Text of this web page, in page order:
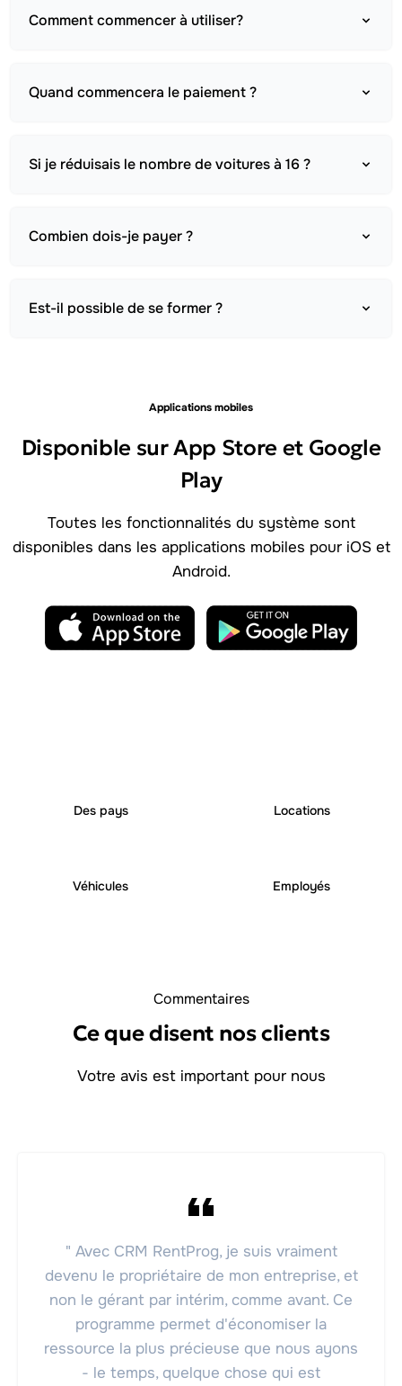
Comment commencer à utiliser?
Quand commencera le paiement ?
Si je réduisais le nombre de voitures à 16 ?
Combien dois-je payer ?
Est-il possible de se former ?
Applications mobiles
Disponible sur App Store et Google
Play
Toutes les fonctionnalités du système sont
disponibles dans les applications mobiles pour iOS et
Android.
Des pays Locations
Véhicules Employés
Commentaires
Ce que disent nos clients
Votre avis est important pour nous
" Avec CRM RentProg, je suis vraiment
devenu le propriétaire de mon entreprise, et
non le gérant par intérim, comme avant. Ce
programme permet d'économiser la
ressource la plus précieuse que nous ayons
- le temps, quelque chose qui est